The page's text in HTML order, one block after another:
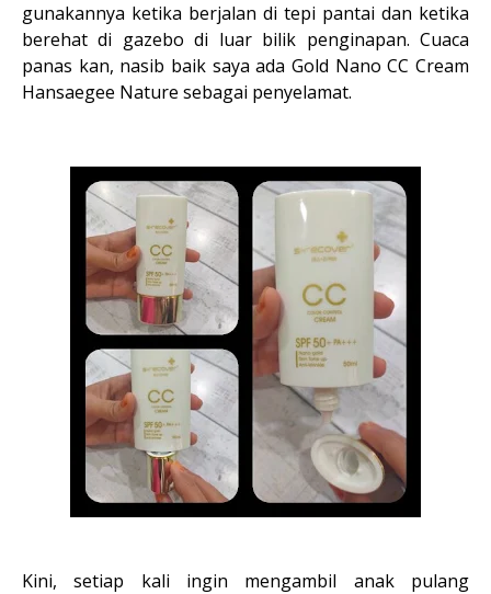
gunakannya ketika berjalan di tepi pantai dan ketika
berehat di gazebo di luar bilik penginapan. Cuaca
panas kan, nasib baik saya ada Gold Nano CC Cream
Hansaegee Nature sebagai penyelamat.
Kini, setiap kali ingin mengambil anak pulang